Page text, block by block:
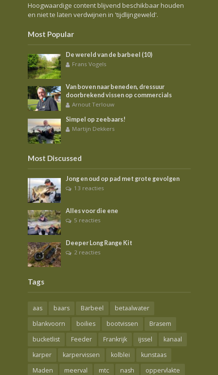
Hoogwaardige content blijvend beschikbaar houden
en niet te laten verdwijnen in 'tijdlijngeweld'.
Most Popular
De wereld van de barbeel (10)
Frans Vogels
Van boven naar beneden, dressuur
doorbrekend vissen op commercials
Arnout Terlouw
Simpel op zeebaars!
Martijn Dekkers
Most Discussed
Jong en oud op pad met grote gevolgen
13 reacties
Alles voor die ene
5 reacties
Deeper Long Range Kit
2 reacties
Tags
aas baars Barbeel
betaalwater
blankvoorn
boilies bootvissen
Brasem
bucketlist
Feeder Frankrijk ijssel
kanaal
karper
karpervissen kolblei
kunstaas
Maden
meerval mtc nash oppervlakte